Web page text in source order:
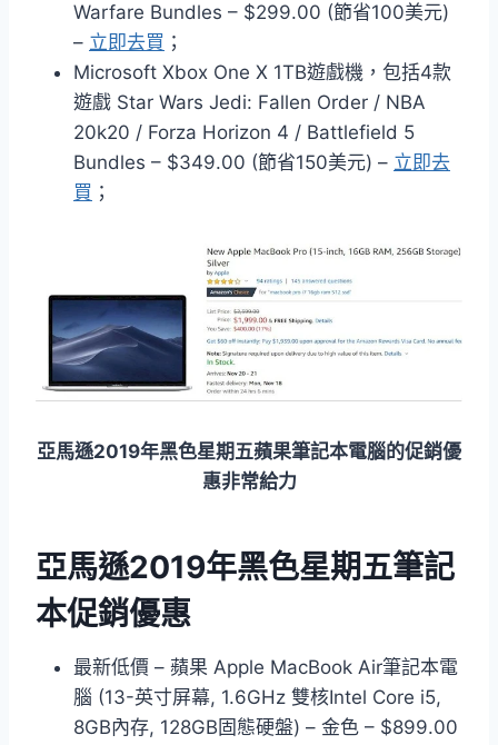
Warfare Bundles – $299.00 (節省100美元)
– 立即去買 ；
Microsoft Xbox One X 1TB遊戲機，包括4款
遊戲 Star Wars Jedi: Fallen Order / NBA
20k20 / Forza Horizon 4 / Battlefield 5
Bundles – $349.00 (節省150美元) – 立即去
買 ；
亞馬遜2019年黑色星期五蘋果筆記本電腦的促銷優
惠非常給力
亞馬遜2019年黑色星期五筆記
本促銷優惠
最新低價 – 蘋果 Apple MacBook Air筆記本電
腦 (13-英寸屏幕, 1.6GHz 雙核Intel Core i5,
8GB內存, 128GB固態硬盤) – 金色 – $899.00